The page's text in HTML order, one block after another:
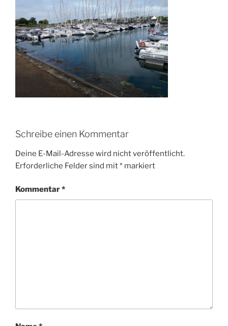
Schreibe einen Kommentar
Deine E-Mail-Adresse wird nicht veröffentlicht.
Erforderliche Felder sind mit* markiert
Kommentar*